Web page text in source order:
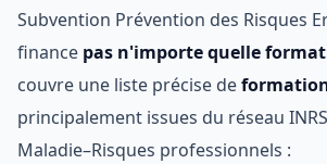
Subvention Prévention des Risques
finance pas n'importe quelle
couvre une liste précise de
principalement issues du réseau
Maladie–Risques professionnels :